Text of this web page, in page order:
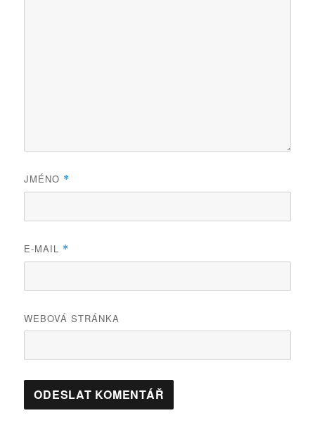
JMÉNO *
E-MAIL *
WEBOVÁ STRÁNKA